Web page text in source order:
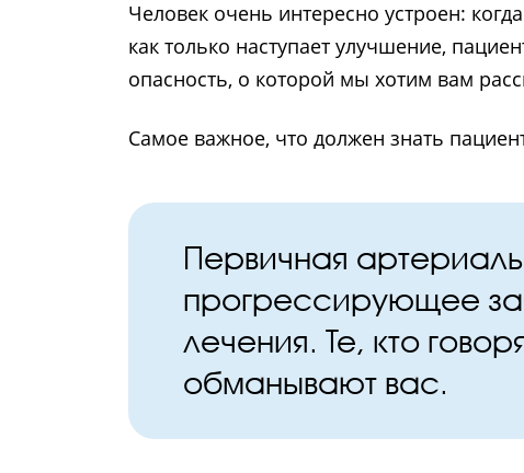
Человек очень интересно устроен:
как только наступает улучшение,
опасность, о которой мы хотим вам
Самое важное, что должен знать
Первичная
прогрессирующее
лечения. Те, кто
обманывают вас.